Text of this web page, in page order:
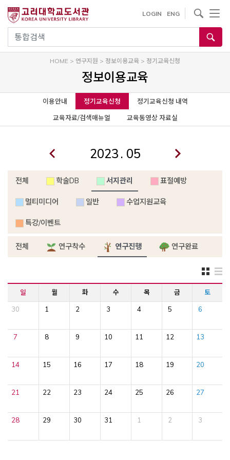
통합검색
LOGIN ENG
사이트내 검색
HOME > 연구지원 > 정보이용교육 > 정기교육신청
정보이용교육
이용안내 정기교육신청
정기교육신청 내역
교육자료/검색매뉴얼
교육동영상 자료실
.
전체 학술DB 서지관리 표절예방
멀티미디어 일반 수업지원교육
특강/이벤트
전체 연구착수 연구진행 연구완료
일 월 화 수 목 금 토
30 1 2 3 4 5 6
7 8 9 10 11 12 13
14 15 16 17 18 19 20
21 22 23 24 25 26 27
28 29 30 31 1 2 3